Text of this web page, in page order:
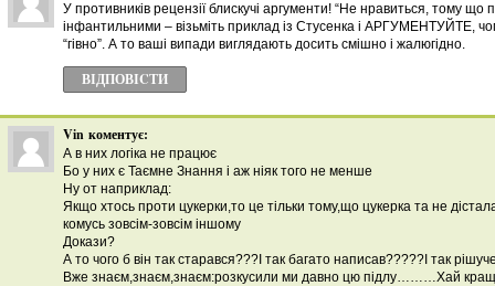
У противників рецензії блискучі аргументи! “Не нравиться, тому
інфантильними – візьміть приклад із Стусенка і АРГУМЕНТУЙТЕ,
“гівно”. А то ваші випади виглядають досить смішно і жалюгідно.
ВІДПОВІCТИ
Vin коментує:
А в них логіка не працює
Бо у них є Таємне Знання і аж ніяк того не менше
Ну от наприклад:
Якщо хтось проти цукерки,то це тільки тому,що цукерка та не
комусь зовсім-зовсім іншому
Докази?
А то чого б він так старався???І так багато написав?????І так
Вже знаєм,знаєм,знаєм:розкусили ми давно цю підлу………Хай